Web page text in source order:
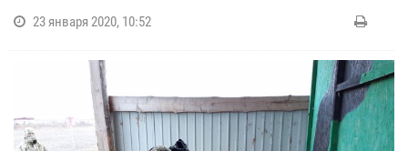
23 января 2020, 10:52